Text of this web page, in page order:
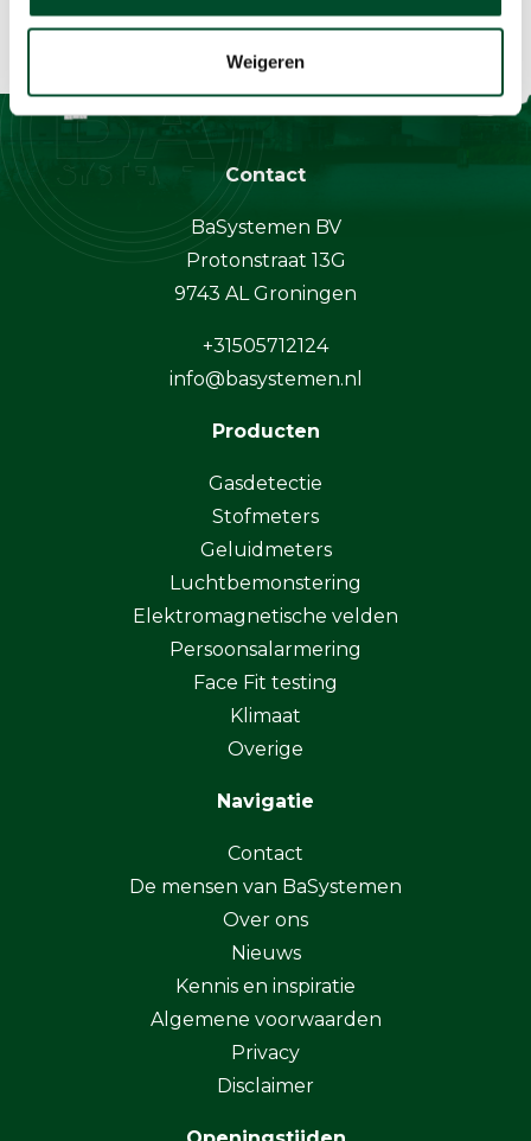
Weigeren
Contact
BaSystemen BV
Protonstraat 13G
9743 AL Groningen
+31505712124
info@basystemen.nl
Producten
Gasdetectie
Stofmeters
Geluidmeters
Luchtbemonstering
Elektromagnetische velden
Persoonsalarmering
Face Fit testing
Klimaat
Overige
Navigatie
Contact
De mensen van BaSystemen
Over ons
Nieuws
Kennis en inspiratie
Algemene voorwaarden
Privacy
Disclaimer